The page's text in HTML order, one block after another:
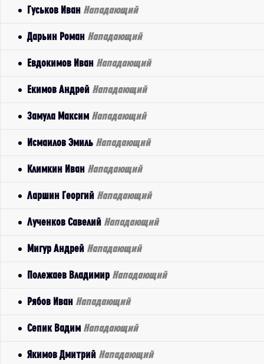
Гуськов Иван Нападающий
Дарьин Роман Нападающий
Евдокимов Иван Нападающий
Екимов Андрей Нападающий
Замула Максим Нападающий
Исмаилов Эмиль Нападающий
Климкин Иван Нападающий
Ларшин Георгий Нападающий
Лученков Савелий Нападающий
Мигур Андрей Нападающий
Полежаев Владимир Нападающий
Рябов Иван Нападающий
Сепик Вадим Нападающий
Якимов Дмитрий Нападающий